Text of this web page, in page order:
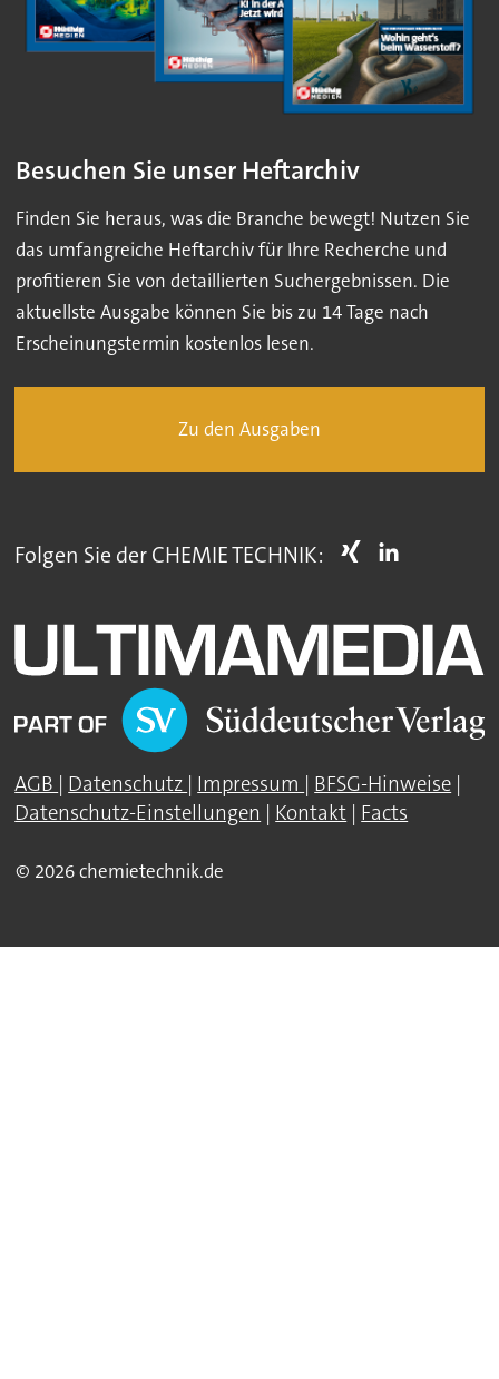
Besuchen Sie unser Heftarchiv
Finden Sie heraus, was die Branche bewegt! Nutzen Sie
das umfangreiche Heftarchiv für Ihre Recherche und
profitieren Sie von detaillierten Suchergebnissen. Die
aktuellste Ausgabe können Sie bis zu 14 Tage nach
Erscheinungstermin kostenlos lesen.
Zu den Ausgaben
Folgen Sie der CHEMIE TECHNIK:
AGB | Datenschutz | Impressum | BFSG-Hinweise |
Datenschutz-Einstellungen | Kontakt | Facts
© 2026 chemietechnik.de